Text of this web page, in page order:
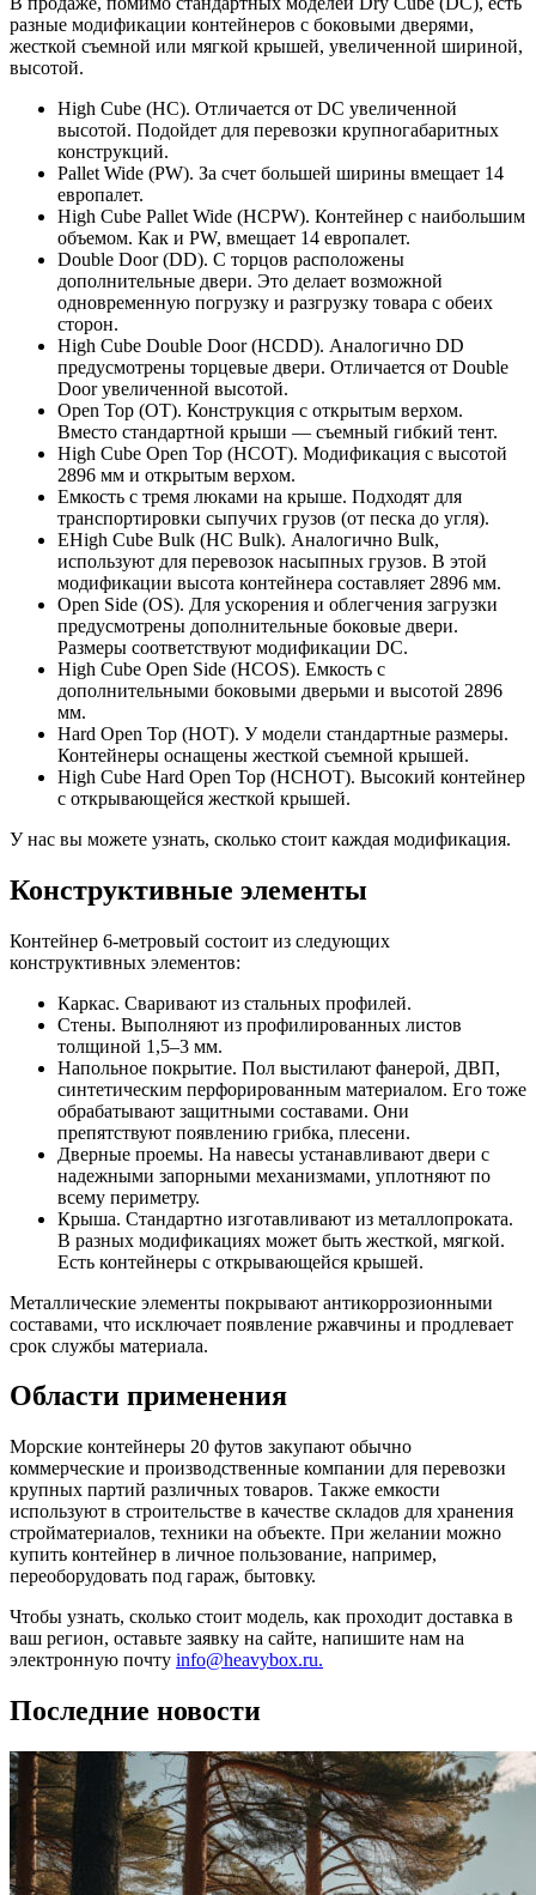
разные модификации контейнеров с боковыми дверями,
жесткой съемной или мягкой крышей, увеличенной шириной,
высотой.
High Cube (HC). Отличается от DC увеличенной
высотой. Подойдет для перевозки крупногабаритных
конструкций.
Pallet Wide (PW). За счет большей ширины вмещает 14
европалет.
High Cube Pallet Wide (HCPW). Контейнер с наибольшим
объемом. Как и PW, вмещает 14 европалет.
Double Door (DD). С торцов расположены
дополнительные двери. Это делает возможной
одновременную погрузку и разгрузку товара с обеих
сторон.
High Cube Double Door (HCDD). Аналогично DD
предусмотрены торцевые двери. Отличается от Double
Door увеличенной высотой.
Open Top (OT). Конструкция с открытым верхом.
Вместо стандартной крыши — съемный гибкий тент.
High Cube Open Top (HCOT). Модификация с высотой
2896 мм и открытым верхом.
Емкость с тремя люками на крыше. Подходят для
транспортировки сыпучих грузов (от песка до угля).
ЕHigh Cube Bulk (HC Bulk). Аналогично Bulk,
используют для перевозок насыпных грузов. В этой
модификации высота контейнера составляет 2896 мм.
Open Side (OS). Для ускорения и облегчения загрузки
предусмотрены дополнительные боковые двери.
Размеры соответствуют модификации DC.
High Cube Open Side (HCOS). Емкость с
дополнительными боковыми дверьми и высотой 2896
мм.
Hard Open Top (HOT). У модели стандартные размеры.
Контейнеры оснащены жесткой съемной крышей.
High Cube Hard Open Top (HCHOT). Высокий контейнер
с открывающейся жесткой крышей.
У нас вы можете узнать, сколько стоит каждая модификация.
Конструктивные элементы
Контейнер 6-метровый состоит из следующих
конструктивных элементов:
Каркас. Сваривают из стальных профилей.
Стены. Выполняют из профилированных листов
толщиной 1,5–3 мм.
Напольное покрытие. Пол выстилают фанерой, ДВП,
синтетическим перфорированным материалом. Его тоже
обрабатывают защитными составами. Они
препятствуют появлению грибка, плесени.
Дверные проемы. На навесы устанавливают двери с
надежными запорными механизмами, уплотняют по
всему периметру.
Крыша. Стандартно изготавливают из металлопроката.
В разных модификациях может быть жесткой, мягкой.
Есть контейнеры с открывающейся крышей.
Металлические элементы покрывают антикоррозионными
составами, что исключает появление ржавчины и продлевает
срок службы материала.
Области применения
Морские контейнеры 20 футов закупают обычно
коммерческие и производственные компании для перевозки
крупных партий различных товаров. Также емкости
используют в строительстве в качестве складов для хранения
стройматериалов, техники на объекте. При желании можно
купить контейнер в личное пользование, например,
переоборудовать под гараж, бытовку.
Чтобы узнать, сколько стоит модель, как проходит доставка в
ваш регион, оставьте заявку на сайте, напишите нам на
электронную почту info@heavybox.ru.
Последние новости